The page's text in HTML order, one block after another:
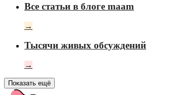
Все статьи в блоге maam
→
Тысячи живых обсуждений
→
Показать ещё